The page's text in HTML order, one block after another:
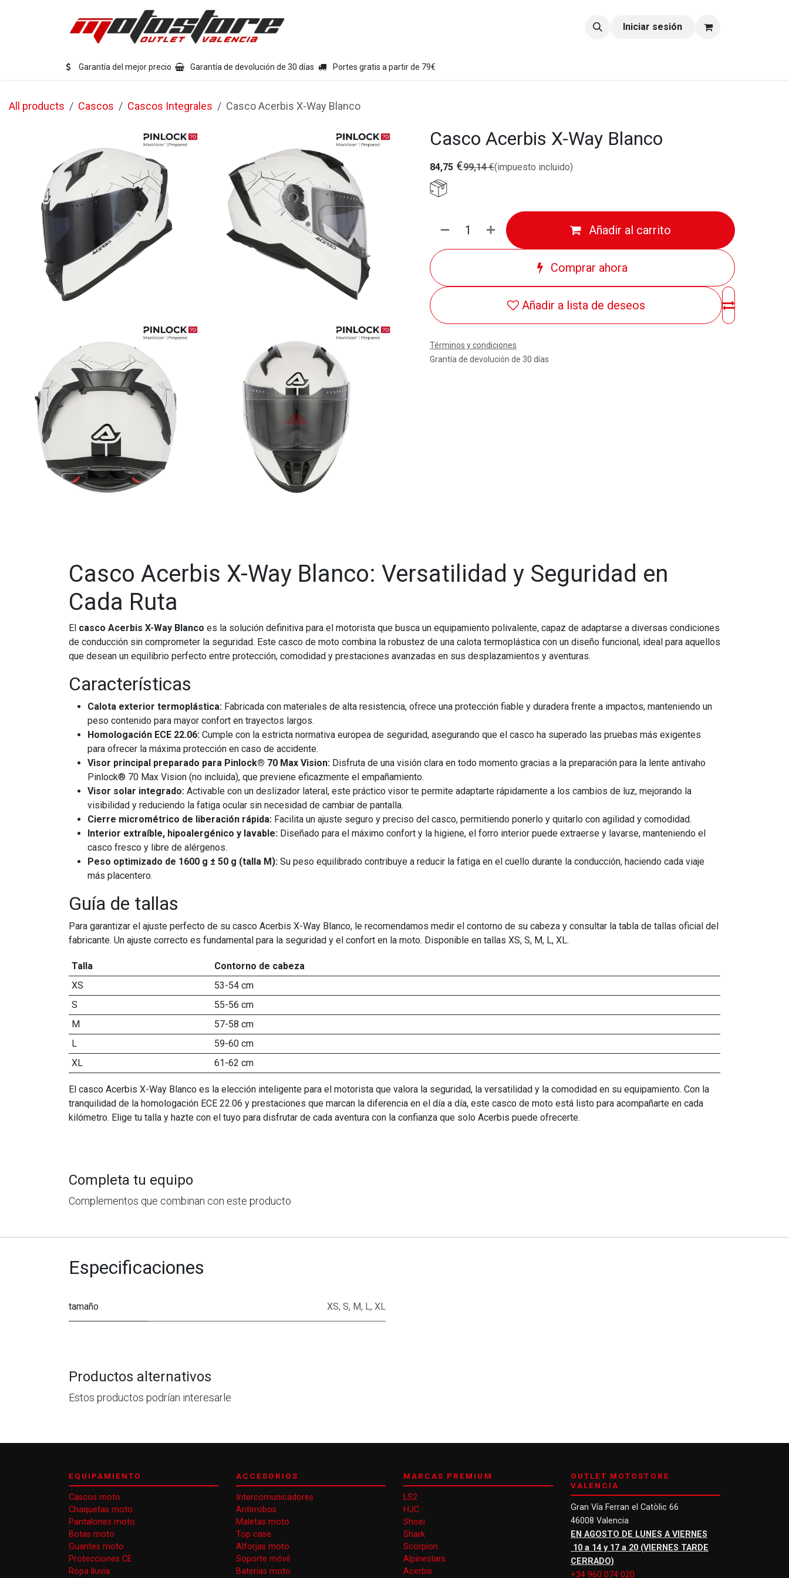
Equipamiento moto Iniciar sesión
Garantía del mejor precio Garantía de devolución de 30 días Portes gratis a partir de 79€
All products Cascos Cascos Integrales Casco Acerbis X-Way Blanco
Casco Acerbis X-Way Blanco
84,75 €99,14€(impuesto incluido)
Añadir al carrito
Comprar ahora
Añadir a lista de deseos
Términos y condiciones
Grantía de devolución de 30 días
Casco Acerbis X-Way Blanco: Versatilidad y Seguridad en
Cada Ruta
El casco Acerbis X-Way Blanco es la solución definitiva para el motorista que busca un equipamiento polivalente, capaz de adaptarse a diversas condiciones
de conducción sin comprometer la seguridad. Este casco de moto combina la robustez de una calota termoplástica con un diseño funcional, ideal para aquellos
que desean un equilibrio perfecto entre protección, comodidad y prestaciones avanzadas en sus desplazamientos y aventuras.
Características
Calota exterior termoplástica: Fabricada con materiales de alta resistencia, ofrece una protección fiable y duradera frente a impactos, manteniendo un
peso contenido para mayor confort en trayectos largos.
Homologación ECE 22.06: Cumple con la estricta normativa europea de seguridad, asegurando que el casco ha superado las pruebas más exigentes
para ofrecer la máxima protección en caso de accidente.
Visor principal preparado para Pinlock® 70 Max Vision: Disfruta de una visión clara en todo momento gracias a la preparación para la lente antivaho
Pinlock® 70 Max Vision (no incluida), que previene eficazmente el empañamiento.
Visor solar integrado: Activable con un deslizador lateral, este práctico visor te permite adaptarte rápidamente a los cambios de luz, mejorando la
visibilidad y reduciendo la fatiga ocular sin necesidad de cambiar de pantalla.
Cierre micrométrico de liberación rápida: Facilita un ajuste seguro y preciso del casco, permitiendo ponerlo y quitarlo con agilidad y comodidad.
Interior extraíble, hipoalergénico y lavable: Diseñado para el máximo confort y la higiene, el forro interior puede extraerse y lavarse, manteniendo el
casco fresco y libre de alérgenos.
Peso optimizado de 1600 g ± 50 g (talla M): Su peso equilibrado contribuye a reducir la fatiga en el cuello durante la conducción, haciendo cada viaje
más placentero.
Guía de tallas
Para garantizar el ajuste perfecto de su casco Acerbis X-Way Blanco, le recomendamos medir el contorno de su cabeza y consultar la tabla de tallas oficial del
fabricante. Un ajuste correcto es fundamental para la seguridad y el confort en la moto. Disponible en tallas XS, S, M, L, XL.
Talla
Contorno de cabeza
XS
53-54 cm
S
55-56 cm
M
57-58 cm
L
59-60 cm
XL
61-62 cm
El casco Acerbis X-Way Blanco es la elección inteligente para el motorista que valora la seguridad, la versatilidad y la comodidad en su equipamiento. Con la
tranquilidad de la homologación ECE 22.06 y prestaciones que marcan la diferencia en el día a día, este casco de moto está listo para acompañarte en cada
kilómetro. Elige tu talla y hazte con el tuyo para disfrutar de cada aventura con la confianza que solo Acerbis puede ofrecerte.
Completa tu equipo
Complementos que combinan con este producto
Especificaciones
tamaño XS, S, M, L, XL
Productos alternativos
Estos productos podrían interesarle
EQUIPAMIENTO
Cascos moto
Chaquetas moto
Pantalones moto
Botas moto
Guantes moto
Protecciones CE
Ropa lluvia
ACCESORIOS
Intercomunicadores
Antirrobos
Maletas moto
Top case
Alforjas moto
Soporte móvil
Baterías moto
MARCAS PREMIUM
LS2
HJC
Shoei
Shark
Scorpion
Alpinestars
Acerbis
OUTLET MOTOSTORE
VALENCIA
Gran Vía Ferran el Catòlic 66
46008 Valencia
EN AGOSTO DE LUNES A VIERNES
10 a 14 y 17 a 20 (VIERNES TARDE
CERRADO)
+34 960 074 020